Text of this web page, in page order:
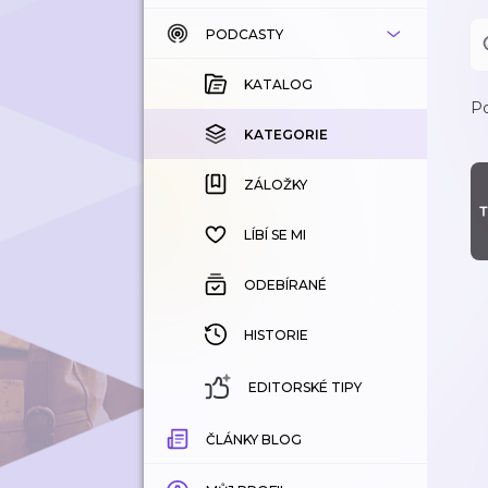
KATALOG
KOUPENÉ
KATEGORIE
ZÁLOŽKY
HISTORIE
PODCASTY
KATALOG
KATEGORIE
ZÁLOŽKY
LÍBÍ SE MI
ODEBÍRANÉ
HISTORIE
EDITORSKÉ TIPY
ČLÁNKY BLOG